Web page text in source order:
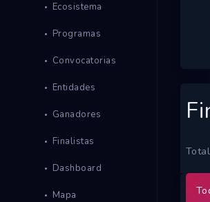
Ecosistema
Programas
Convocatorias
Entidades
Ganadores
Finalistas
Dashboard
Mapa